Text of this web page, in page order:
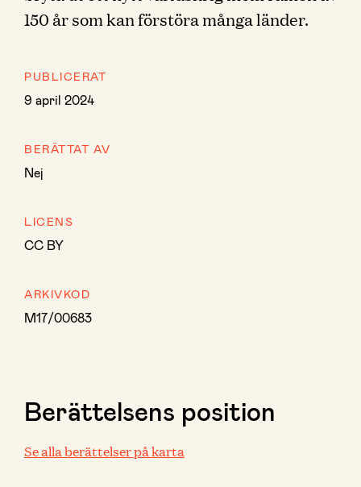
150 år som kan förstöra många länder.
PUBLICERAT
9 april 2024
BERÄTTAT AV
Nej
LICENS
CC BY
ARKIVKOD
M17/00683
Berättelsens position
Se alla berättelser på karta